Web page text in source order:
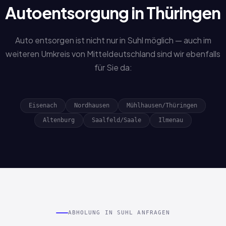
Autoentsorgung in Thüringen
Auto entsorgen ist nicht nur in Suhl möglich — auch im
weiteren Umkreis von Mitteldeutschland sind wir ebenfalls
für Sie da:
Eisenach Nordhausen Mühlhausen/Thüringen
Altenburg Saalfeld/Saale Ilmenau
ABHOLUNG IN SUHL ANFRAGEN